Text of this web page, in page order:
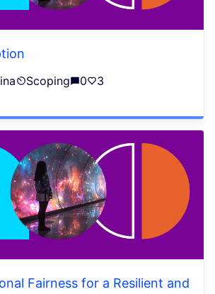
Scoping 0 3
Fairness for a Resilient and